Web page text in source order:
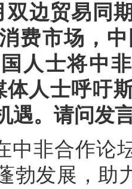
双边贸易同
费市场，
人士将中
体人士呼吁
遇。请问发
中非合作论
勃发展，助